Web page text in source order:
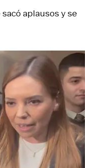
aplausos y se